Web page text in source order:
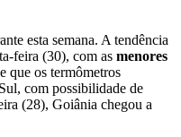
esta semana. A tendência
feira (30), com as menores
que os termômetros
com possibilidade de
(28), Goiânia chegou a